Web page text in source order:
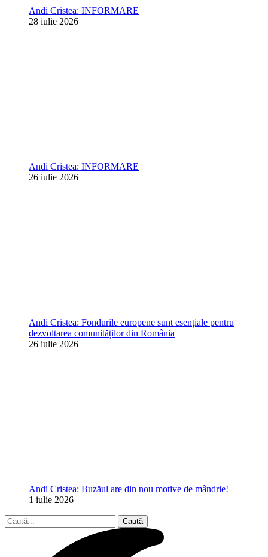
Andi Cristea: INFORMARE
28 iulie 2026
Andi Cristea: INFORMARE
26 iulie 2026
Andi Cristea: Fondurile europene sunt esențiale pentru
dezvoltarea comunităților din România
26 iulie 2026
Andi Cristea: Buzăul are din nou motive de mândrie!
1 iulie 2026